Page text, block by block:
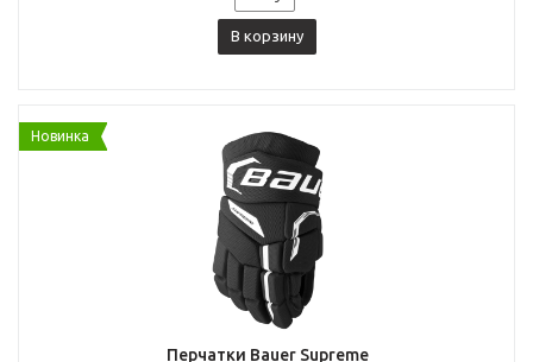
В корзину
Новинка
Перчатки Bauer Supreme